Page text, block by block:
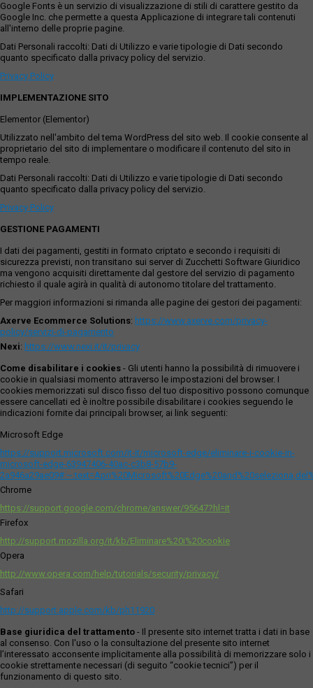
Google Fonts è un servizio di visualizzazione di stili di carattere gestito da
Google Inc. che permette a questa Applicazione di integrare tali contenuti
all'interno delle proprie pagine.
Dati Personali raccolti: Dati di Utilizzo e varie tipologie di Dati secondo
quanto specificato dalla privacy policy del servizio.
Privacy Policy
IMPLEMENTAZIONE SITO
Elementor (Elementor)
Utilizzato nell'ambito del tema WordPress del sito web. Il cookie consente al
proprietario del sito di implementare o modificare il contenuto del sito in
tempo reale.
Dati Personali raccolti: Dati di Utilizzo e varie tipologie di Dati secondo
quanto specificato dalla privacy policy del servizio.
Privacy Policy
GESTIONE PAGAMENTI
I dati dei pagamenti, gestiti in formato criptato e secondo i requisiti di
sicurezza previsti, non transitano sui server di Zucchetti Software Giuridico
ma vengono acquisiti direttamente dal gestore del servizio di pagamento
richiesto il quale agirà in qualità di autonomo titolare del trattamento.
Per maggiori informazioni si rimanda alle pagine dei gestori dei pagamenti:
Axerve Ecommerce Solutions: https://www.axerve.com/privacy-
policy/servizi-di-pagamento
Nexi: https://www.nexi.it/it/privacy
Come disabilitare i cookies - Gli utenti hanno la possibilità di rimuovere i
cookie in qualsiasi momento attraverso le impostazioni del browser. I
cookies memorizzati sul disco fisso del tuo dispositivo possono comunque
essere cancellati ed è inoltre possibile disabilitare i cookies seguendo le
indicazioni fornite dai principali browser, ai link seguenti:
Microsoft Edge
https://support.microsoft.com/it-it/microsoft-edge/eliminare-i-cookie-in-
microsoft-edge-63947406-40ac-c3b8-57b9-
Chrome
https://support.google.com/chrome/answer/95647?hl=it
Firefox
http://support.mozilla.org/it/kb/Eliminare%20i%20cookie
Opera
http://www.opera.com/help/tutorials/security/privacy/
Safari
http://support.apple.com/kb/ph11920
Base giuridica del trattamento - Il presente sito internet tratta i dati in base
al consenso. Con l'uso o la consultazione del presente sito internet
l’interessato acconsente implicitamente alla possibilità di memorizzare solo i
cookie strettamente necessari (di seguito “cookie tecnici”) per il
funzionamento di questo sito.